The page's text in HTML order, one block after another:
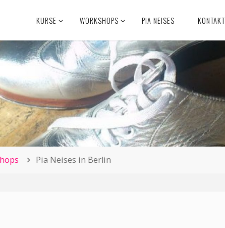
KURSE WORKSHOPS PIA NEISES KONTAKT
Pia Neises in Berlin